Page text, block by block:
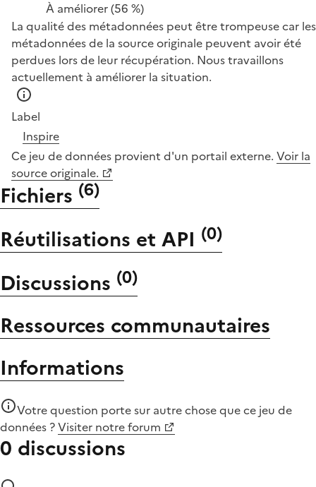
À améliorer(56 %)
La qualité des métadonnées peut être trompeuse car les
métadonnées de la source originale peuvent avoir été
perdues lors de leur récupération. Nous travaillons
actuellement à améliorer la situation.
Label
Inspire
Ce jeu de données provient d'un portail externe. Voir la
source originale.
Fichiers (6)
Réutilisations et API (0)
Discussions (0)
Ressources communautaires
Informations
Votre question porte sur autre chose quece jeu de
données ?Visiter notre forum
0 discussions